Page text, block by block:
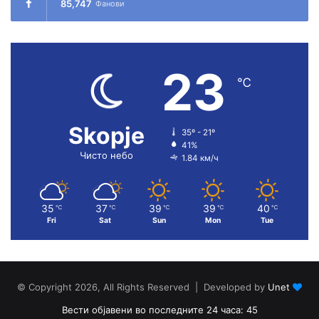
85,747 Фанови
Skopje
Чисто небо
23 ℃
35º - 21º
41%
1.84 км/ч
35 ℃
Fri
37 ℃
Sat
39 ℃
Sun
39 ℃
Mon
40 ℃
Tue
© Copyright 2026, All Rights Reserved | Developed by Unet
Вести објавени во последните 24 часа: 45